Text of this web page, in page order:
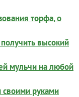
торфа, о
высокий
мульчи на любой
своими руками